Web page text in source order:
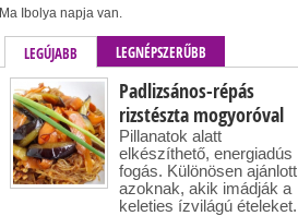
Ma Ibolya napja van.
LEGÚJABB LEGNÉPSZERŰBB
Padlizsános-répás
rizstészta mogyoróval
Pillanatok alatt
elkészíthető, energiadús
fogás. Különösen ajánlott
azoknak, akik imádják a
keleties ízvilágú ételeket.